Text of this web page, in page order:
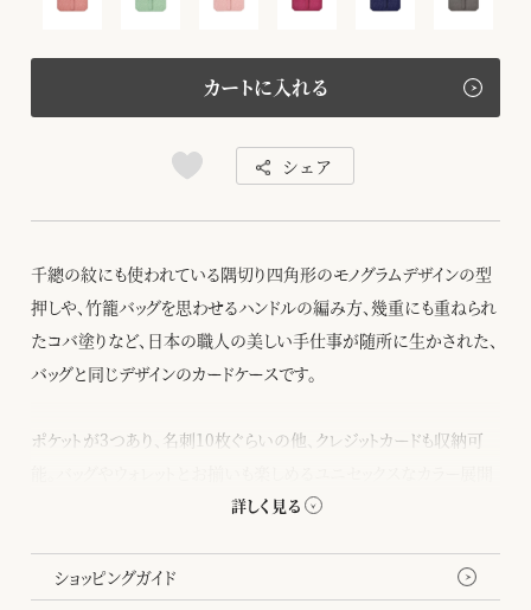
カートに入れる
シェア
千總の紋にも使われている隅切り四角形のモノグラムデザインの型
押しや、竹籠バッグを思わせるハンドルの編み方、幾重にも重ねられ
たコバ塗りなど、日本の職人の美しい手仕事が随所に生かされた、
バッグと同じデザインのカードケースです。
ポケットが3つあり、名刺10枚ぐらいの他、クレジットカードも収納可
なので、カップルでペアで持つのもおすすめです。
ショッピングガイド